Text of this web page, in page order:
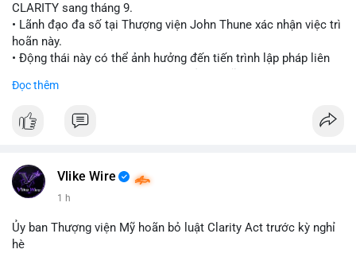
CLARITY sang tháng 9.
• Lãnh đạo đa số tại Thượng viện John Thune xác nhận việc trì
hoãn này.
• Động thái này có thể ảnh hưởng đến tiến trình lập pháp liên
📰 Nguồn: Cointelegraph
Đọc thêm
Vlike Wire
1 h
Ủy ban Thượng viện Mỹ hoãn bỏ luật Clarity Act trước kỳ nghỉ
hè